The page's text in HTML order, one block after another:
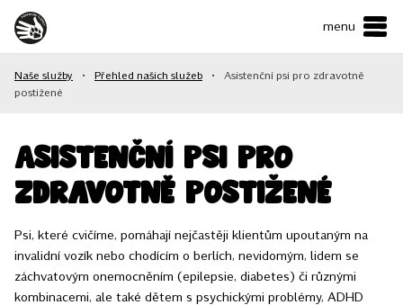
menu
O NÁS
JAK MŮŽETE POMOCI?
E-shop
Naše služby • Přehled našich služeb •
Asistenční psi pro zdravotně
postižené
Asistenční psi pro
zdravotně postižené
Psi, které cvičíme, pomáhají nejčastěji klientům upoutaným na
invalidní vozík nebo chodícím o berlích, nevidomým, lidem se
záchvatovým onemocněním (epilepsie, diabetes) či různými
kombinacemi, ale také dětem s psychickými problémy, ADHD